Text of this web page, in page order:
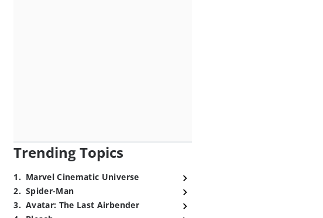
Trending Topics
1. Marvel Cinematic Universe
2. Spider-Man
3. Avatar: The Last Airbender